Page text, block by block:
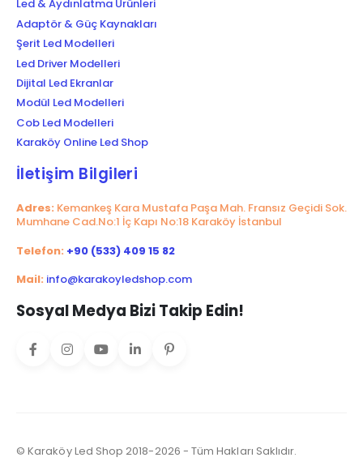
Led & Aydınlatma Ürünleri
Adaptör & Güç Kaynakları
Şerit Led Modelleri
Led Driver Modelleri
Dijital Led Ekranlar
Modül Led Modelleri
Cob Led Modelleri
Karaköy Online Led Shop
İletişim Bilgileri
Adres: Kemankeş Kara Mustafa Paşa Mah. Fransız Geçidi Sok.
Mumhane Cad.No:1 İç Kapı No:18 Karaköy İstanbul
Telefon: +90 (533) 409 15 82
Mail: info@karakoyledshop.com
Sosyal Medya Bizi Takip Edin!
© Karaköy Led Shop 2018-2026 - Tüm Hakları Saklıdır.